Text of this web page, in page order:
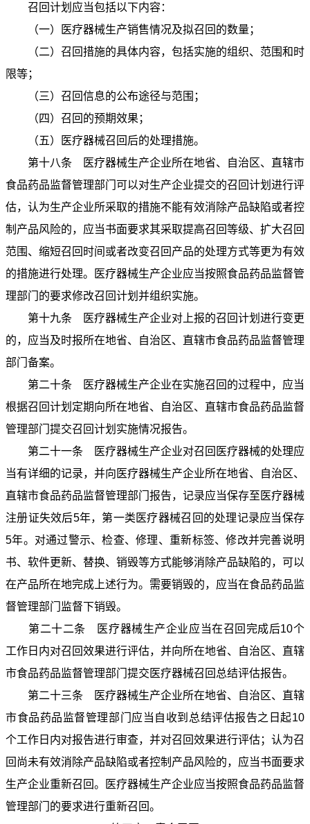
召回计划应当包括以下内容：
（一）医疗器械生产销售情况及拟召回的数量；
（二）召回措施的具体内容，包括实施的组织、范围和时
限等；
（三）召回信息的公布途径与范围；
（四）召回的预期效果；
（五）医疗器械召回后的处理措施。
第十八条 医疗器械生产企业所在地省、自治区、直辖市
食品药品监督管理部门可以对生产企业提交的召回计划进行评
估，认为生产企业所采取的措施不能有效消除产品缺陷或者控
制产品风险的，应当书面要求其采取提高召回等级、扩大召回
范围、缩短召回时间或者改变召回产品的处理方式等更为有效
的措施进行处理。医疗器械生产企业应当按照食品药品监督管
理部门的要求修改召回计划并组织实施。
第十九条 医疗器械生产企业对上报的召回计划进行变更
的，应当及时报所在地省、自治区、直辖市食品药品监督管理
部门备案。
第二十条 医疗器械生产企业在实施召回的过程中，应当
根据召回计划定期向所在地省、自治区、直辖市食品药品监督
管理部门提交召回计划实施情况报告。
第二十一条 医疗器械生产企业对召回医疗器械的处理应
当有详细的记录，并向医疗器械生产企业所在地省、自治区、
直辖市食品药品监督管理部门报告，记录应当保存至医疗器械
注册证失效后5年，第一类医疗器械召回的处理记录应当保存
5年。对通过警示、检查、修理、重新标签、修改并完善说明
书、软件更新、替换、销毁等方式能够消除产品缺陷的，可以
在产品所在地完成上述行为。需要销毁的，应当在食品药品监
督管理部门监督下销毁。
第二十二条 医疗器械生产企业应当在召回完成后10个
工作日内对召回效果进行评估，并向所在地省、自治区、直辖
市食品药品监督管理部门提交医疗器械召回总结评估报告。
第二十三条 医疗器械生产企业所在地省、自治区、直辖
市食品药品监督管理部门应当自收到总结评估报告之日起10
个工作日内对报告进行审查，并对召回效果进行评估；认为召
回尚未有效消除产品缺陷或者控制产品风险的，应当书面要求
生产企业重新召回。医疗器械生产企业应当按照食品药品监督
管理部门的要求进行重新召回。